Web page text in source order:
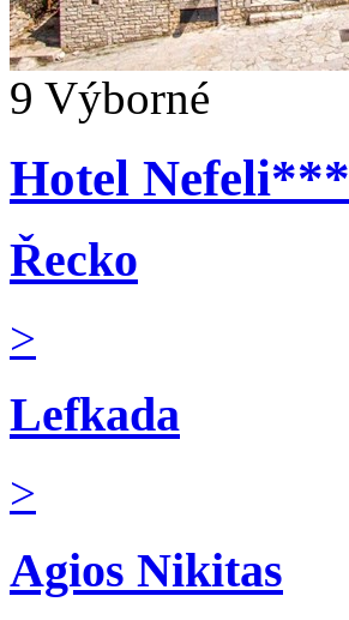
9 Výborné
Hotel Nefeli***
Řecko
>
Lefkada
>
Agios Nikitas